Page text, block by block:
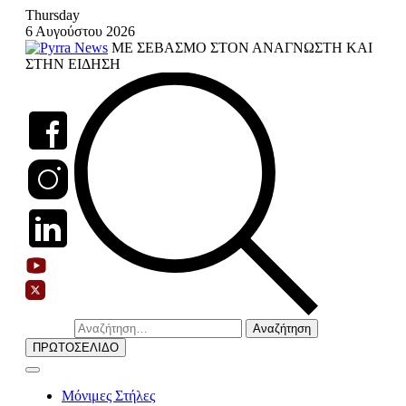
Skip
content
Thursday
6 Αυγούστου 2026
ΜΕ ΣΕΒΑΣΜΟ ΣΤΟΝ ΑΝΑΓΝΩΣΤΗ ΚΑΙ
ΣΤΗΝ ΕΙΔΗΣΗ
Αναζήτηση
για:
ΠΡΩΤΟΣΕΛΙΔΟ
Μόνιμες Στήλες